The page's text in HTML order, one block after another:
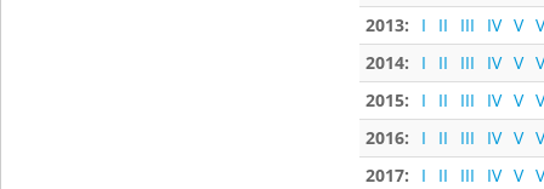
2013:
I II III IV V
2014:
I II III IV V
2015:
I II III IV V
2016:
I II III IV V
2017:
I II III IV V